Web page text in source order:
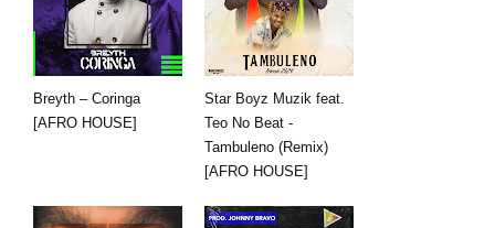
Breyth – Coringa
[AFRO HOUSE]
Star Boyz Muzik feat.
Teo No Beat -
Tambuleno (Remix)
[AFRO HOUSE]